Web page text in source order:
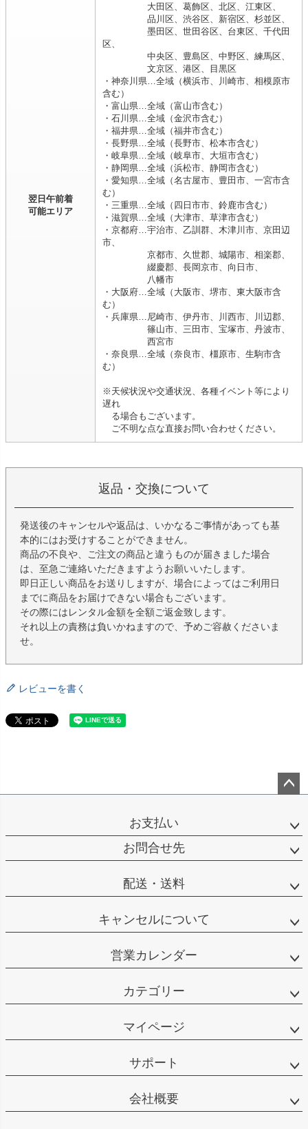
翌日午前着
可能エリア
大田区、葛飾区、北区、江東区、
品川区、渋谷区、新宿区、杉並区、
墨田区、世田谷区、台東区、千代田
区、
中央区、豊島区、中野区、練馬区、
文京区、港区、目黒区
・神奈川県…全域（横浜市、川崎市、相模原市
含む）
・富山県…全域（富山市含む）
・石川県…全域（金沢市含む）
・福井県…全域（福井市含む）
・長野県…全域（長野市、松本市含む）
・岐阜県…全域（岐阜市、大垣市含む）
・静岡県…全域（浜松市、静岡市含む）
・愛知県…全域（名古屋市、豊田市、一宮市含
む）
・三重県…全域（四日市市、鈴鹿市含む）
・滋賀県…全域（大津市、草津市含む）
・京都府…宇治市、乙訓群、木津川市、京田辺
市、
京都市、久世郡、城陽市、相楽郡、
綴慶郡、長岡京市、向日市、
八幡市
・大阪府…全域（大阪市、堺市、東大阪市含
む）
・兵庫県…尼崎市、伊丹市、川西市、川辺郡、
篠山市、三田市、宝塚市、丹波市、
西宮市
・奈良県…全域（奈良市、橿原市、生駒市含
む）
※天候状況や交通状況、各種イベント等により
遅れ
る場合もございます。
ご不明な点な直接お問い合わせください。
返品・交換について
発送後のキャンセルや返品は、いかなるご事情があっても基
本的にはお受けすることができません。
商品の不良や、ご注文の商品と違うものが届きました場合
は、至急ご連絡いただきますようお願いいたします。
即日正しい商品をお送りしますが、場合によってはご利用日
までに商品をお届けできない場合もございます。
その際にはレンタル金額を全額ご返金致します。
それ以上の責務は負いかねますので、予めご容赦くださいま
せ。
レビューを書く
ップ
お支払い
お問合せ先
配送・送料
キャンセルについて
営業カレンダー
カテゴリー
マイページ
サポート
会社概要